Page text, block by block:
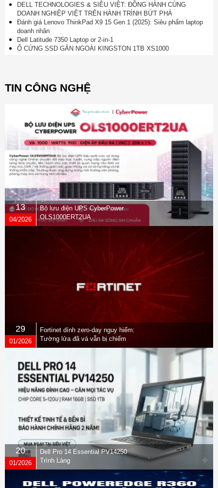
DELL TECHNOLOGIES & SIÊU VIỆT: ĐỒNG HÀNH CÙNG
DOANH NGHIỆP VIỆT TRÊN HÀNH TRÌNH BỨT PHÁ
Đánh giá Lenovo ThinkPad X9 15 Gen 1 (2025): Siêu phẩm laptop
doanh nhân
Dell Latitude 7350 Laptop or 2-in-1
Ổ CỨNG SSD GẮN NGOÀI KINGSTON 1TB XS1000
TIN CÔNG NGHỆ
13
04/2026
Bộ lưu điện UPS CyberPower
OLS1000ERT2UA
29
01/2026
Fortinet dính zero-day nguy hiểm:
Tường lửa đã vá vẫn bị chiếm
quyền
20
01/2026
Dell Pro 14 Essential PV14250
Trình Làng